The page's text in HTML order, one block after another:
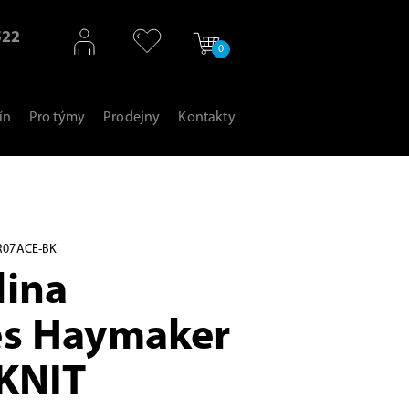
0
Pro týmy Prodejny Kontakty
BK
Haymaker